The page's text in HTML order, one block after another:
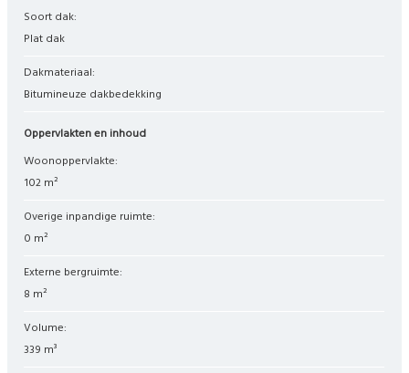
Soort dak:
Plat dak
Dakmateriaal:
Bitumineuze dakbedekking
Oppervlakten en inhoud
Woonoppervlakte:
102 m²
Overige inpandige ruimte:
0 m²
Externe bergruimte:
8 m²
Volume:
339 m³